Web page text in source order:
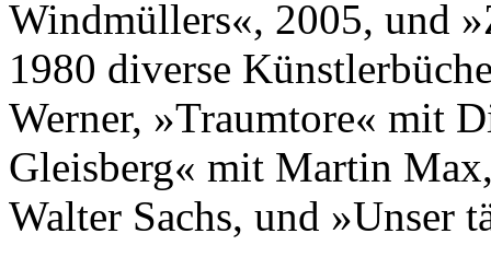
Windmüllers«, 2005, und
1980 diverse
Werner, »Traumtore« mit
Gleisberg« mit Martin
Walter Sachs, und »Unser